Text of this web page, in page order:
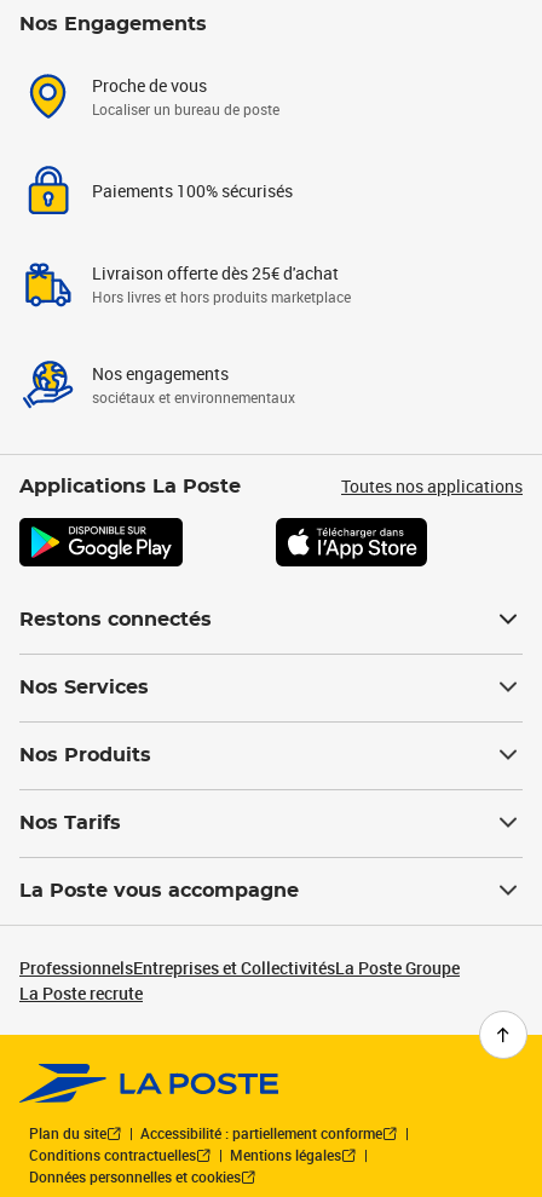
Nos Engagements
Proche de vous
Localiser un bureau de poste
Paiements 100% sécurisés
Livraison offerte dès 25€ d'achat
Hors livres et hors produits marketplace
Nos engagements
sociétaux et environnementaux
Applications La Poste Toutes nos applications
Restons connectés
Nos Services
Nos Produits
Nos Tarifs
La Poste vous accompagne
ProfessionnelsEntreprises et CollectivitésLa Poste Groupe
La Poste recrute
Plan du site
Accessibilité : partiellement conforme
Conditions contractuelles
Mentions légales
Données personnelles et cookies